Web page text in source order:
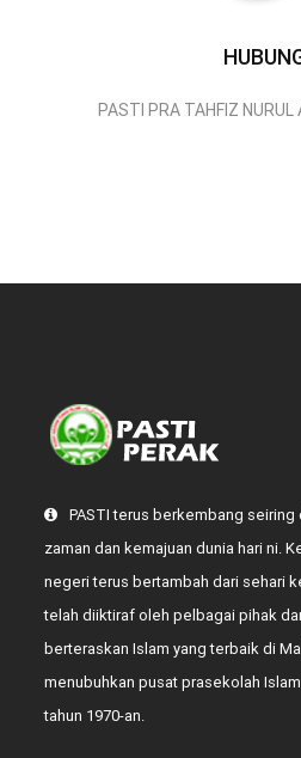
PASTI PRA TAHFIZ
PASTI terus berkembang
zaman dan kemajuan dunia hari ni.
negeri terus bertambah dari sehari
telah diiktiraf oleh pelbagai pihak
berteraskan Islam yang terbaik di
menubuhkan pusat prasekolah
tahun 1970-an.